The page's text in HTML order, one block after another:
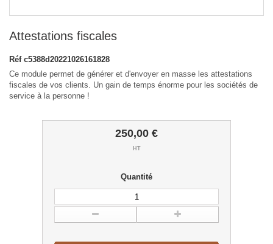
Attestations fiscales
Réf c5388d20221026161828
Ce module permet de générer et d'envoyer en masse les attestations
fiscales de vos clients. Un gain de temps énorme pour les sociétés de
service à la personne !
250,00 €
HT
Quantité